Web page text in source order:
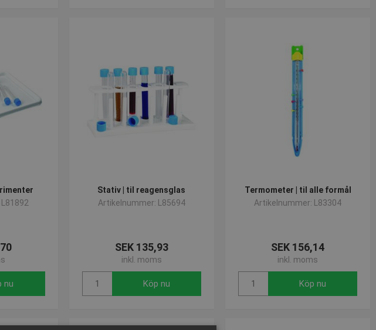
nu
Stativ | til reagensglas
Artikelnummer: L85694
SEK 135,93
inkl. moms
Köp nu
Termometer | til alle formål
Artikelnummer: L83304
SEK 156,14
inkl. moms
Köp nu